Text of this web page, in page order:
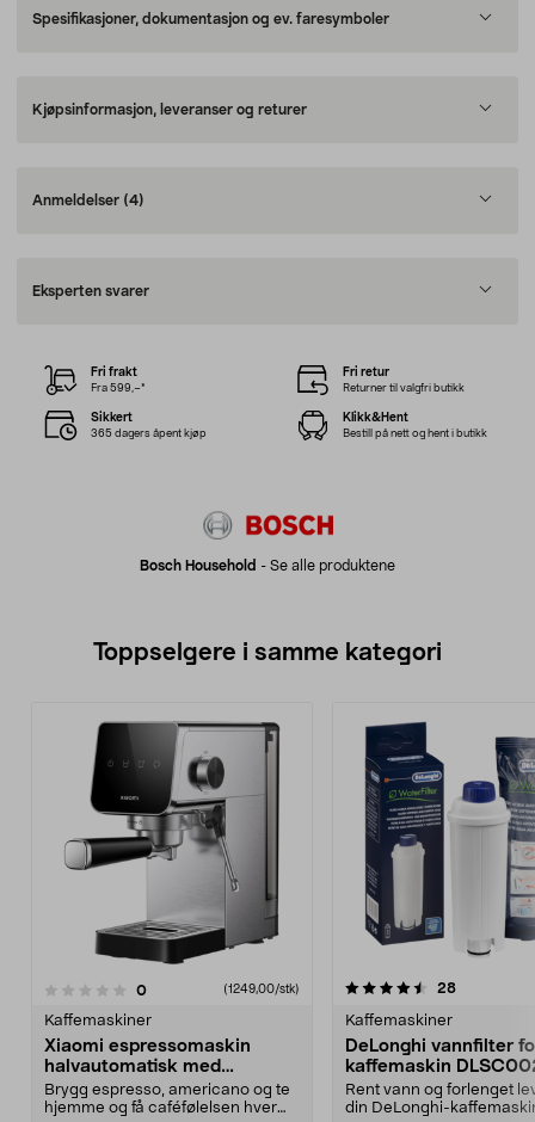
Spesifikasjoner, dokumentasjon og ev. faresymboler
Kjøpsinformasjon, leveranser og returer
Anmeldelser (4)
Eksperten svarer
Bosch Household - Se alle produktene
Fri frakt
Fra 599,–*
Fri retur
Returner til valgfri butikk
Sikkert
365 dagers åpent kjøp
Klikk&Hent
Bestill på nett og hent i butikk
Toppselgere i samme kategori
0anmeldelser(1249,00/stk)
Kaffemaskiner
Xiaomi espressomaskin
halvautomatisk med
melkeskummer
Brygg espresso, americano og te
hjemme og få caféfølelsen hver
4.5 av 5 stjerner 28
Kaffemaskiner
DeLonghi vannfilter
kaffemaskin
Rent vann og forlenget
din DeLonghi-
4.5 av 5 stjerner